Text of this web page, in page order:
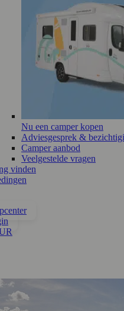
Nu een camper kopen
Adviesgesprek &
Camper aanbod
Veelgestelde vragen
vinden